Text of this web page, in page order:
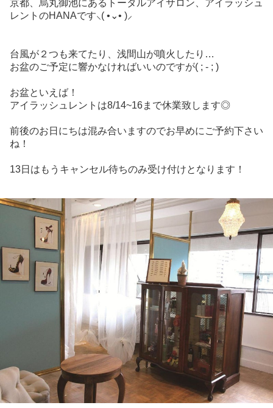
京都、烏丸御池にあるトータルアイサロン、アイラッシュ
レントのHANAです‪⸜( •⌄• )⸝‬
台風が２つも来てたり、浅間山が噴火したり…
お盆のご予定に響かなければいいのですが( ; - ; )
お盆といえば！
アイラッシュレントは8/14~16まで休業致します◎
前後のお日にちは混み合いますのでお早めにご予約下さい
ね！
13日はもうキャンセル待ちのみ受け付けとなります！